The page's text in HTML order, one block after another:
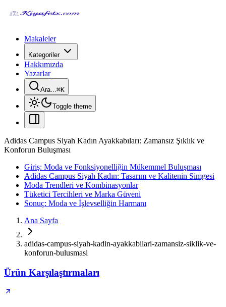
Makaleler
Kategoriler
Hakkımızda
Yazarlar
Ara...⌘K
Toggle theme
Adidas Campus Siyah Kadın Ayakkabıları: Zamansız Şıklık ve
Konforun Buluşması
Giriş: Moda ve Fonksiyonelliğin Mükemmel Buluşması
Adidas Campus Siyah Kadın: Tasarım ve Kalitenin Simgesi
Moda Trendleri ve Kombinasyonlar
Tüketici Tercihleri ve Marka Güveni
Sonuç: Moda ve İşlevselliğin Harmanı
Ana Sayfa
adidas-campus-siyah-kadin-ayakkabilari-zamansiz-siklik-ve-
konforun-bulusmasi
Ürün Karşılaştırmaları